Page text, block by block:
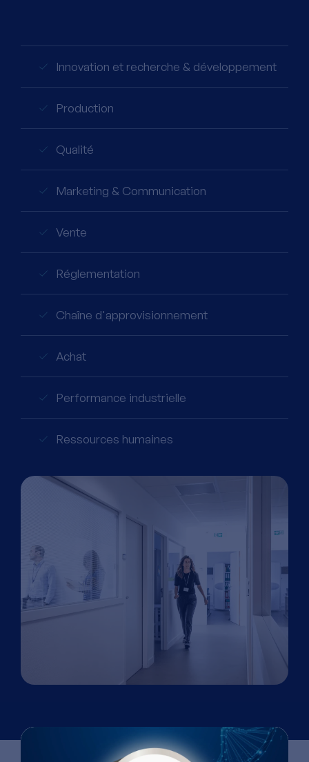
Innovation et recherche & développement
Production
Qualité
Marketing & Communication
Vente
Réglementation
Chaîne d'approvisionnement
Achat
Performance industrielle
Ressources humaines